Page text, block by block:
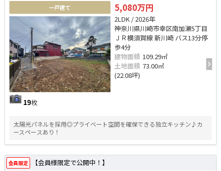
一戸建て
19枚
5,080万円
2LDK / 2026年
神奈川県川崎市幸区南加瀬5丁目
ＪＲ横須賀線 新川崎 バス13分停
歩4分
建物面積 109.29㎡
土地面積 73.00㎡
(22.08坪)
太陽光パネルを採用◎プライベート空間を確保できる独立キッチン♪カ
ースペースあり！
会員限定 【会員様限定で公開中！】